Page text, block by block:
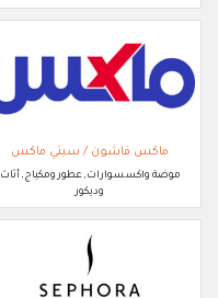
ماكس فاشون / سيتي ماكس
موضة واكسسوارات, عطور ومكياج, أثاث
وديكور